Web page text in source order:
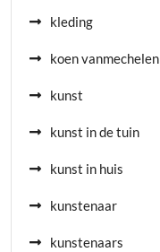
kleding
koen vanmechelen
kunst
kunst in de tuin
kunst in huis
kunstenaar
kunstenaars